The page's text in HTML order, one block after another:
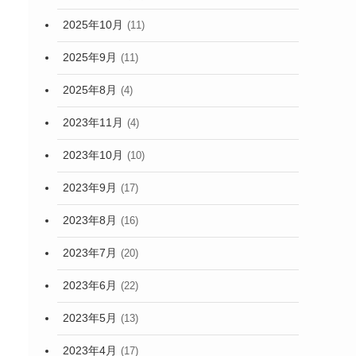
2025年10月 (11)
2025年9月 (11)
2025年8月 (4)
2023年11月 (4)
2023年10月 (10)
2023年9月 (17)
2023年8月 (16)
2023年7月 (20)
2023年6月 (22)
2023年5月 (13)
2023年4月 (17)